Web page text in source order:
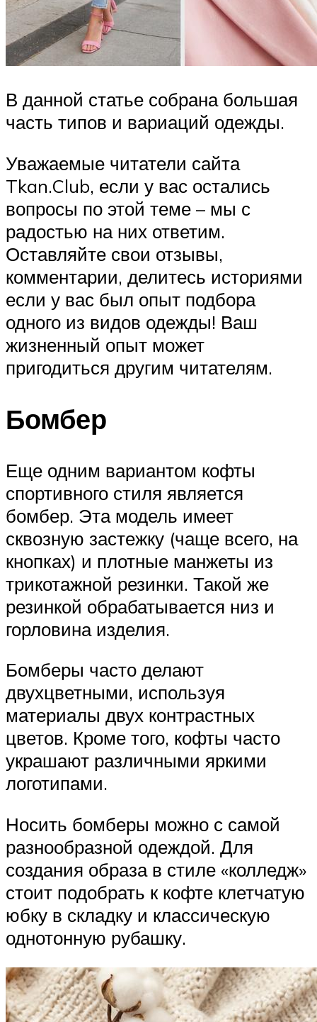
В данной статье собрана большая
часть типов и вариаций одежды.
Уважаемые читатели сайта
Tkan.Club, если у вас остались
вопросы по этой теме – мы с
радостью на них ответим.
Оставляйте свои отзывы,
комментарии, делитесь историями
если у вас был опыт подбора
одного из видов одежды! Ваш
жизненный опыт может
пригодиться другим читателям.
Бомбер
Еще одним вариантом кофты
спортивного стиля является
бомбер. Эта модель имеет
сквозную застежку (чаще всего, на
кнопках) и плотные манжеты из
трикотажной резинки. Такой же
резинкой обрабатывается низ и
горловина изделия.
Бомберы часто делают
двухцветными, используя
материалы двух контрастных
цветов. Кроме того, кофты часто
украшают различными яркими
логотипами.
Носить бомберы можно с самой
разнообразной одеждой. Для
создания образа в стиле «колледж»
стоит подобрать к кофте клетчатую
юбку в складку и классическую
однотонную рубашку.